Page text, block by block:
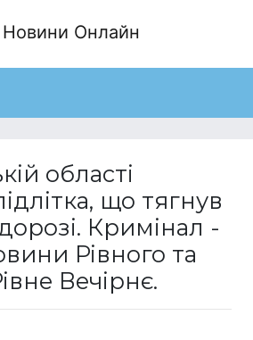
Новини Онлайн
області
що тягнув
Кримінал -
Рівного та
Вечірнє.